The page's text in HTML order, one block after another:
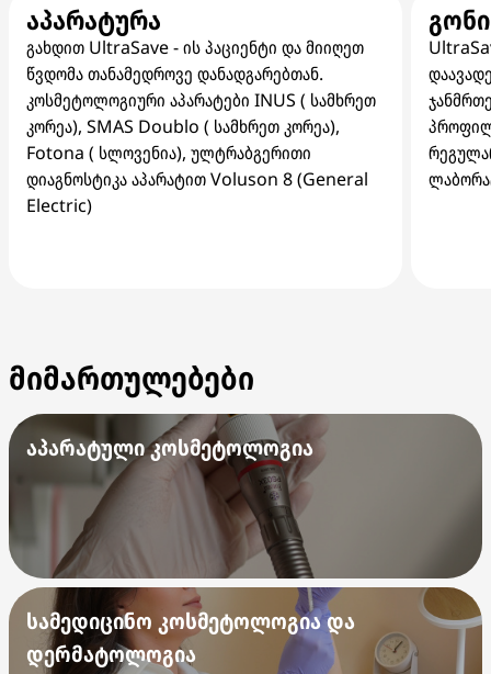
აპარატურა
გახდით UltraSave - ის პაციენტი და მიიღეთ
წვდომა თანამედროვე დანადგარებთან.
კოსმეტოლოგიური აპარატები INUS ( სამხრეთ
კორეა), SMAS Doublo ( სამხრეთ კორეა),
Fotona ( სლოვენია), ულტრაბგერითი
დიაგნოსტიკა აპარატით Voluson 8 (General
Electric)
მიმართულებები
აპარატული კოსმეტოლოგია
სამედიცინო კოსმეტოლოგია და
დერმატოლოგია